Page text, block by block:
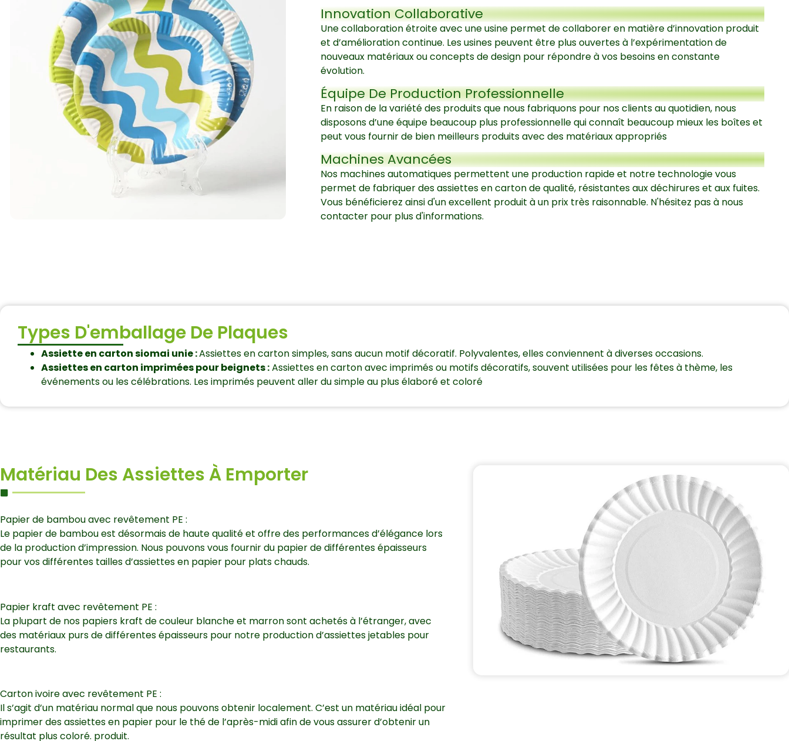
Innovation Collaborative
Une collaboration étroite avec une usine permet de collaborer en matière d’innovation produit
et d’amélioration continue. Les usines peuvent être plus ouvertes à l’expérimentation de
nouveaux matériaux ou concepts de design pour répondre à vos besoins en constante
évolution.
Équipe De Production Professionnelle
En raison de la variété des produits que nous fabriquons pour nos clients au quotidien, nous
disposons d’une équipe beaucoup plus professionnelle qui connaît beaucoup mieux les boîtes et
peut vous fournir de bien meilleurs produits avec des matériaux appropriés
Machines Avancées
Nos machines automatiques permettent une production rapide et notre technologie vous
permet de fabriquer des assiettes en carton de qualité, résistantes aux déchirures et aux fuites.
Vous bénéficierez ainsi d'un excellent produit à un prix très raisonnable. N'hésitez pas à nous
contacter pour plus d'informations.
Types D'emballage De Plaques
Assiette en carton siomai unie :Assiettes en carton simples, sans aucun motif décoratif. Polyvalentes, elles conviennent à diverses occasions.
Assiettes en carton imprimées pour beignets :Assiettes en carton avec imprimés ou motifs décoratifs, souvent utilisées pour les fêtes à thème, les
événements ou les célébrations. Les imprimés peuvent aller du simple au plus élaboré et coloré
Matériau Des Assiettes À Emporter
Papier de bambou avec revêtement PE :
Le papier de bambou est désormais de haute qualité et offre des performances d’élégance lors
de la production d’impression. Nous pouvons vous fournir du papier de différentes épaisseurs
pour vos différentes tailles d’assiettes en papier pour plats chauds.
Papier kraft avec revêtement PE :
La plupart de nos papiers kraft de couleur blanche et marron sont achetés à l’étranger, avec
des matériaux purs de différentes épaisseurs pour notre production d’assiettes jetables pour
restaurants.
Carton ivoire avec revêtement PE :
Il s’agit d’un matériau normal que nous pouvons obtenir localement. C’est un matériau idéal pour
imprimer des assiettes en papier pour le thé de l’après-midi afin de vous assurer d’obtenir un
résultat plus coloré. produit.